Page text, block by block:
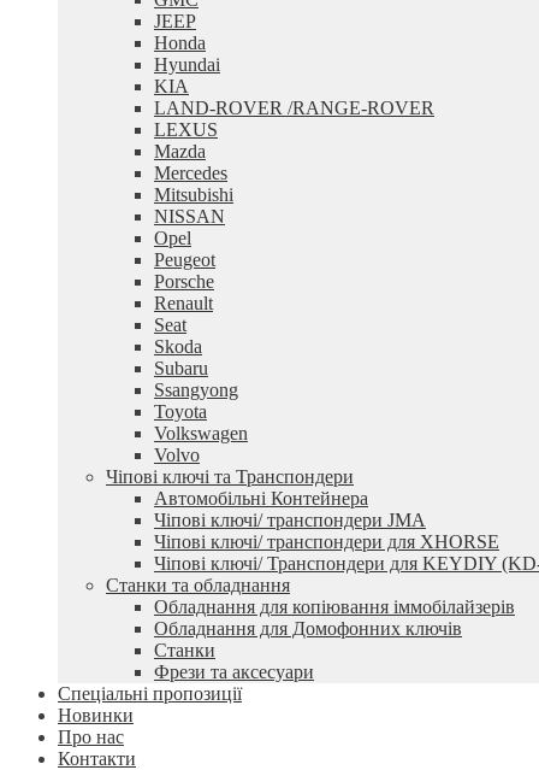
JEEP
Honda
Hyundai
KIA
LAND-ROVER /RANGE-ROVER
LEXUS
Mazda
Mercedes
Mitsubishi
NISSAN
Opel
Peugeot
Porsche
Renault
Seat
Skoda
Subaru
Ssangyong
Toyota
Volkswagen
Volvo
Чіпові ключі та Транспондери
Автомобільні Контейнера
Чіпові ключі/ транспондери JMA
Чіпові ключі/ транспондери для XHORSE
Чіпові ключі/ Транспондери для KEYDIY
Станки та обладнання
Обладнання для копіювання іммобілайзерів
Обладнання для Домофонних ключів
Станки
Фрези та аксесуари
Спеціальні пропозиції
Новинки
Про нас
Контакти